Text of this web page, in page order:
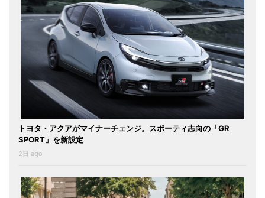
トヨタ・アクアがマイナーチェンジ。スポーティ志向の「GR
SPORT」を新設定
2日 ago